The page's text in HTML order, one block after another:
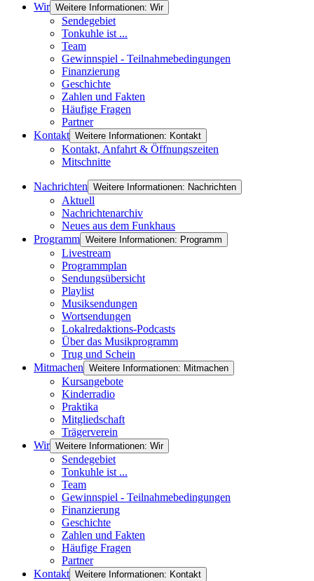
Wir Weitere Informationen: Wir
Sendegebiet
Tonkuhle ist ...
Team
Gewinnspiel - Teilnahmebedingungen
Finanzierung
Geschichte
Zahlen und Fakten
Häufige Fragen
Partner
Kontakt Weitere Informationen: Kontakt
Kontakt, Anfahrt & Öffnungszeiten
Mitschnitte
Nachrichten Weitere Informationen: Nachrichten
Aktuell
Nachrichtenarchiv
Neues aus dem Funkhaus
Programm Weitere Informationen: Programm
Livestream
Programmplan
Sendungsübersicht
Playlist
Musiksendungen
Wortsendungen
Lokalredaktions-Podcasts
Über das Musikprogramm
Trug und Schein
Mitmachen Weitere Informationen: Mitmachen
Kursangebote
Kinderradio
Praktika
Mitgliedschaft
Trägerverein
Wir Weitere Informationen: Wir
Sendegebiet
Tonkuhle ist ...
Team
Gewinnspiel - Teilnahmebedingungen
Finanzierung
Geschichte
Zahlen und Fakten
Häufige Fragen
Partner
Kontakt Weitere Informationen: Kontakt